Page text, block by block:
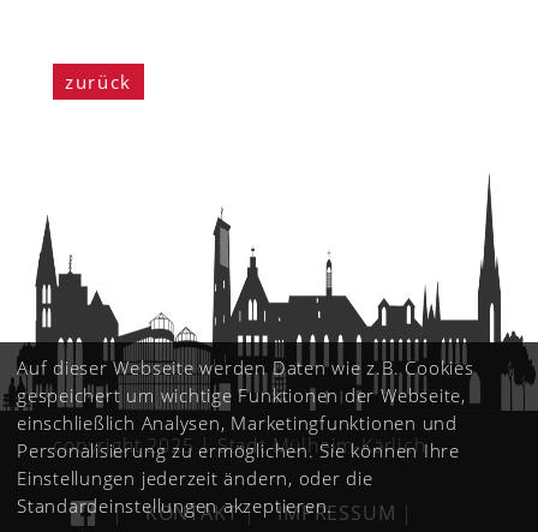
zurück
copyright 2025 | Stadt Mülheim-Kärlich
| KONTAKT| IMPRESSUM |
Auf dieser Webseite werden Daten wie z.B. Cookies
gespeichert um wichtige Funktionen der Webseite,
einschließlich Analysen, Marketingfunktionen und
Personalisierung zu ermöglichen. Sie können Ihre
Einstellungen jederzeit ändern, oder die
Standardeinstellungen akzeptieren.